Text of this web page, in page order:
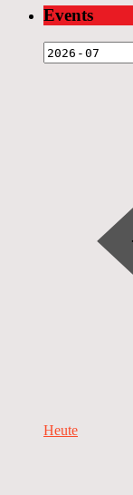
Events
Heute